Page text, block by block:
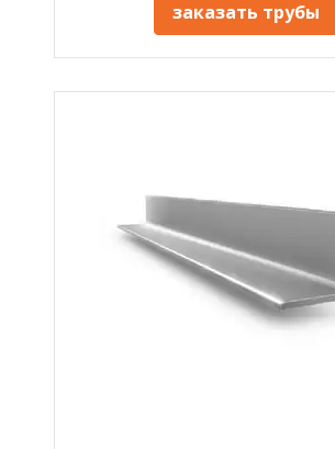
заказать трубы